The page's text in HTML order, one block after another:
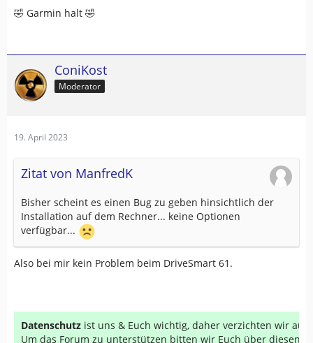
🤣 Garmin halt 🤣
ConiKost
Moderator
19. April 2023
Zitat von ManfredK
Bisher scheint es einen Bug zu geben hinsichtlich der
Installation auf dem Rechner... keine Optionen
verfügbar...
Also bei mir kein Problem beim DriveSmart 61.
Datenschutz ist uns & Euch wichtig, daher verzichten wir auf
Um das Forum zu unterstützen bitten wir Euch über diesen